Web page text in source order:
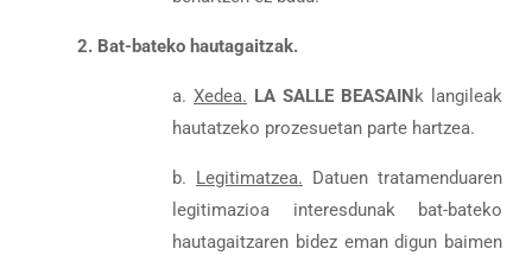
2. Bat-bateko hautagaitzak.
a. Xedea. LA SALLE BEASAINk langileak
hautatzeko prozesuetan parte hartzea.
b. Legitimatzea. Datuen tratamenduaren
legitimazioa interesdunak bat-bateko
hautagaitzaren bidez eman digun baimen